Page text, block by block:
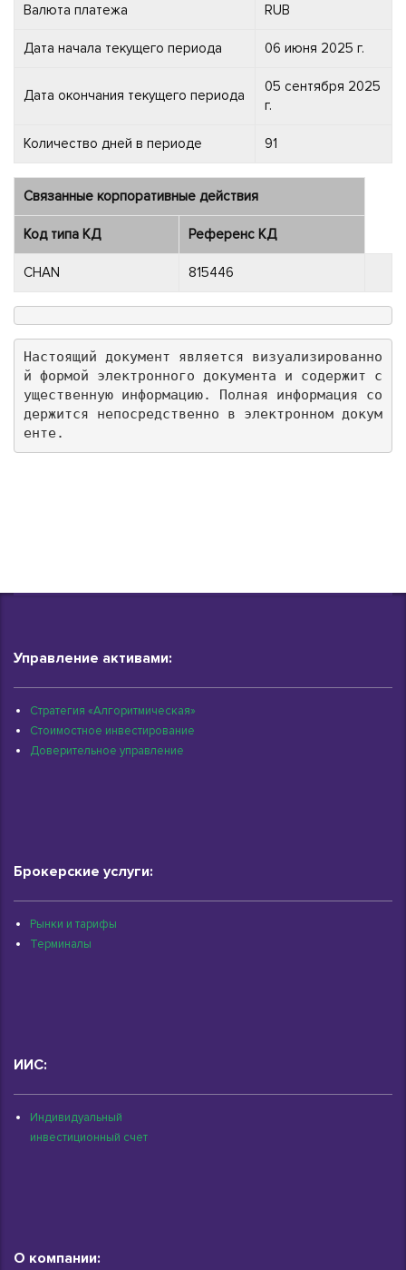
Валюта платежа RUB
Дата начала текущего периода 06 июня 2025 г.
Дата окончания текущего периода
05 сентября 2025
г.
Количество дней в периоде 91
Связанные корпоративные действия
Код типа КД Референс КД
CHAN 815446
Настоящий документ является визуализированно
й формой электронного документа и содержит с
ущественную информацию. Полная информация со
держится непосредственно в электронном докум
енте.
Управление активами:
Стратегия «Алгоритмическая»
Стоимостное инвестирование
Доверительное управление
Брокерские услуги:
Рынки и тарифы
Терминалы
ИИС:
Индивидуальный
инвестиционный счет
О компании: